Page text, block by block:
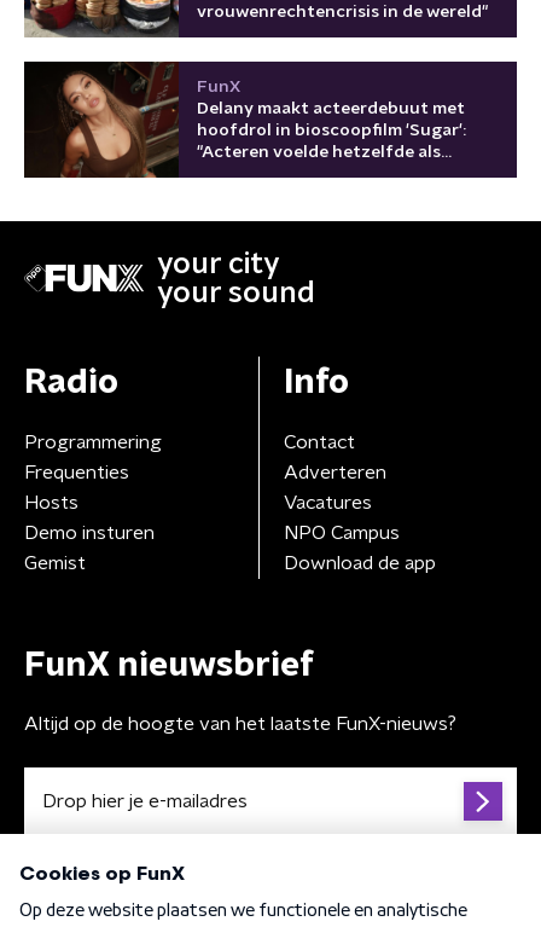
vrouwenrechtencrisis in de wereld"
FunX
Delany maakt acteerdebuut met
hoofdrol in bioscoopfilm 'Sugar':
"Acteren voelde hetzelfde als
your city
your sound
Radio
Programmering
Frequenties
Hosts
Demo insturen
Gemist
Info
Contact
Adverteren
Vacatures
NPO Campus
Download de app
FunX nieuwsbrief
Altijd op de hoogte van het laatste FunX-nieuws?